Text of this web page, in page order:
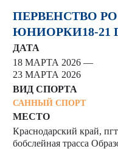
ПЕРВЕНСТВО
ЮНИОРКИ18-21
ДАТА
18 МАРТА 2026 —
23 МАРТА 2026
ВИД СПОРТА
САННЫЙ СПОРТ
МЕСТО
Краснодарский край,
бобслейная трасса